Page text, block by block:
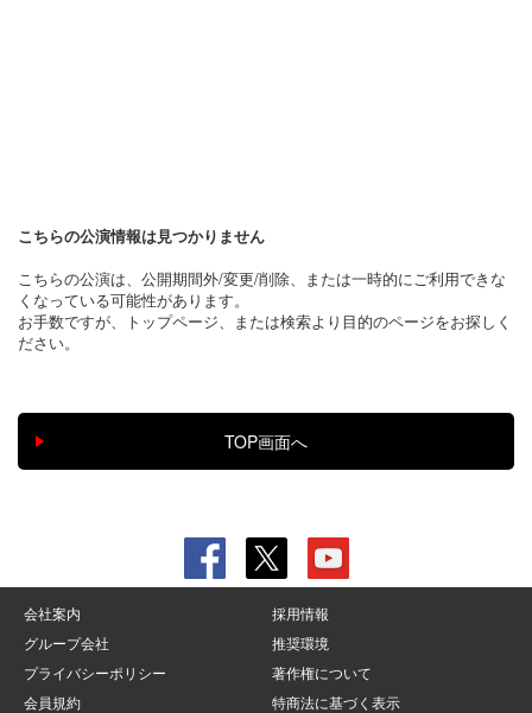
こちらの公演情報は見つかりません
こちらの公演は、公開期間外/変更/削除、または一時的にご利用できな
くなっている可能性があります。
お手数ですが、トップページ、または検索より目的のページをお探しく
ださい。
会社案内
採用情報
グループ会社
推奨環境
プライバシーポリシー
著作権について
会員規約
特商法に基づく表示